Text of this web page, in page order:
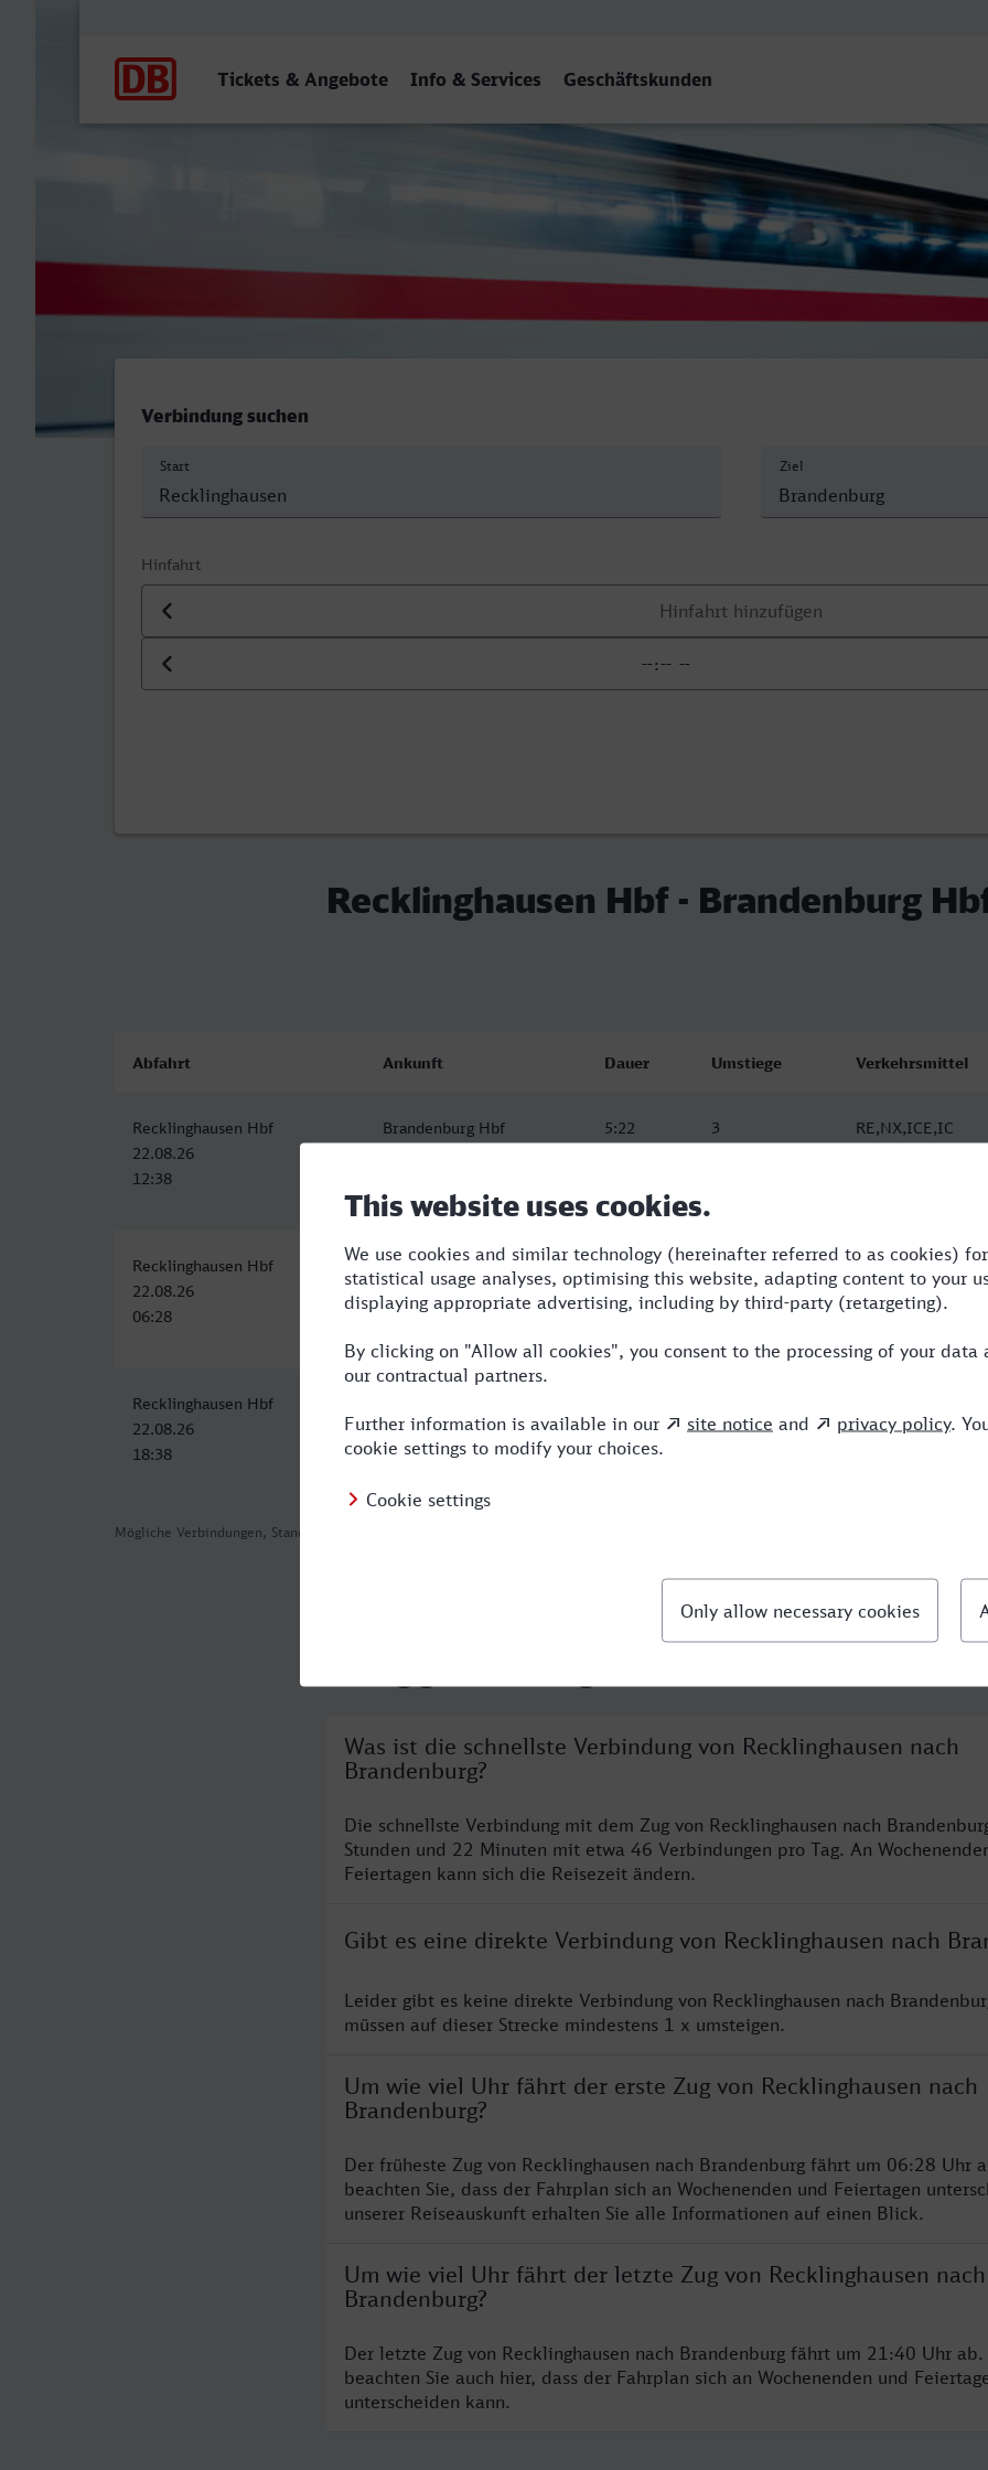
Tickets & Angebote Info & Services Geschäftskunden
Recklinghausen Hbf - Brandenburg Hbf
Verbindung suchen
Start Ziel
Hinfahrt
Datum der Hinfahrt
Uhrzeit der Hinfahrt
Recklinghausen Hbf - Brandenburg
Mögliche Verbindungen, Stand: 2026-08-08 03:31
Abfahrt Ankunft Dauer Umstiege Verkehrsmittel
Recklinghausen Hbf
22.08.26
12:38
Brandenburg Hbf
5:22 3 RE,NX,ICE,IC
Recklinghausen Hbf
22.08.26
06:28
Brandenburg Hbf
22.08.26
13:50
7:22 3 RE,OE,ICE
Recklinghausen Hbf
22.08.26
18:38
23.08.26
00:54
Was ist die schnellste Verbindung von Recklinghausen nach
Brandenburg?
Die schnellste Verbindung mit dem Zug von Recklinghausen nach
Stunden und 22 Minuten mit etwa 46 Verbindungen pro Tag. An
Feiertagen kann sich die Reisezeit ändern.
Gibt es eine direkte Verbindung von Recklinghausen nach
Leider gibt es keine direkte Verbindung von Recklinghausen nach
müssen auf dieser Strecke mindestens 1 x umsteigen.
Um wie viel Uhr fährt der erste Zug von Recklinghausen nach
Brandenburg?
Der früheste Zug von Recklinghausen nach Brandenburg fährt um 06:28 Uhr
beachten Sie, dass der Fahrplan sich an Wochenenden und Feiertagen
unserer Reiseauskunft erhalten Sie alle Informationen auf einen Blick.
Um wie viel Uhr fährt der letzte Zug von Recklinghausen nach
Brandenburg?
Der letzte Zug von Recklinghausen nach Brandenburg fährt um 21:40 Uhr
beachten Sie auch hier, dass der Fahrplan sich an Wochenenden und
unterscheiden kann.